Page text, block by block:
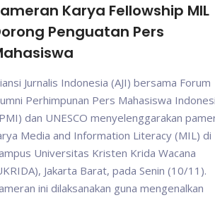
Karya Fellowship MIL
Penguatan Pers
Jurnalis Indonesia (AJI) bersama Forum
Perhimpunan Pers Mahasiswa
dan UNESCO menyelenggarakan
Media and Information Literacy (MIL) di
Universitas Kristen Krida Wacana
Jakarta Barat, pada Senin (10/11).
ini dilaksanakan guna mengenalkan